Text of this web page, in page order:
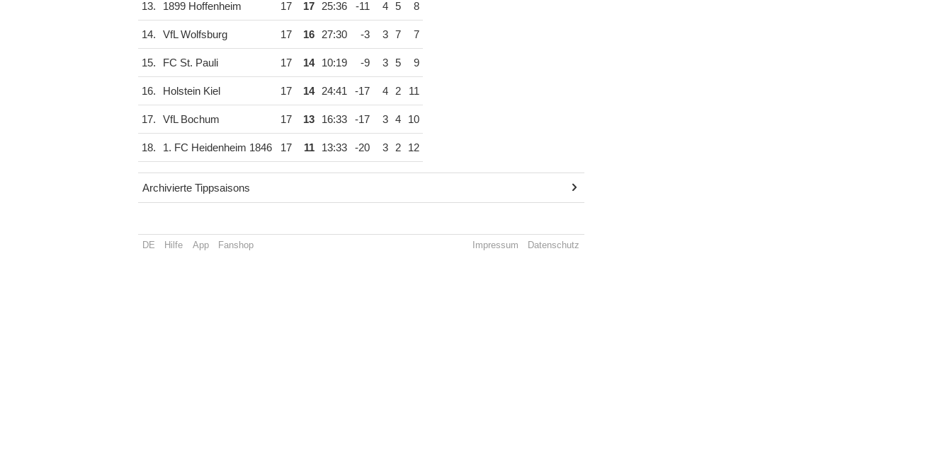
13. 1899 Hoffenheim 17 17 25:36 -11 4 5 8
14. VfL Wolfsburg 17 16 27:30 -3 3 7 7
15. FC St. Pauli 17 14 10:19 -9 3 5 9
16. Holstein Kiel 17 14 24:41 -17 4 2 11
17. VfL Bochum 17 13 16:33 -17 3 4 10
18. 1. FC Heidenheim 1846 17 11 13:33 -20 3 2 12
Archivierte Tippsaisons
DE Hilfe App Fanshop Impressum Datenschutz